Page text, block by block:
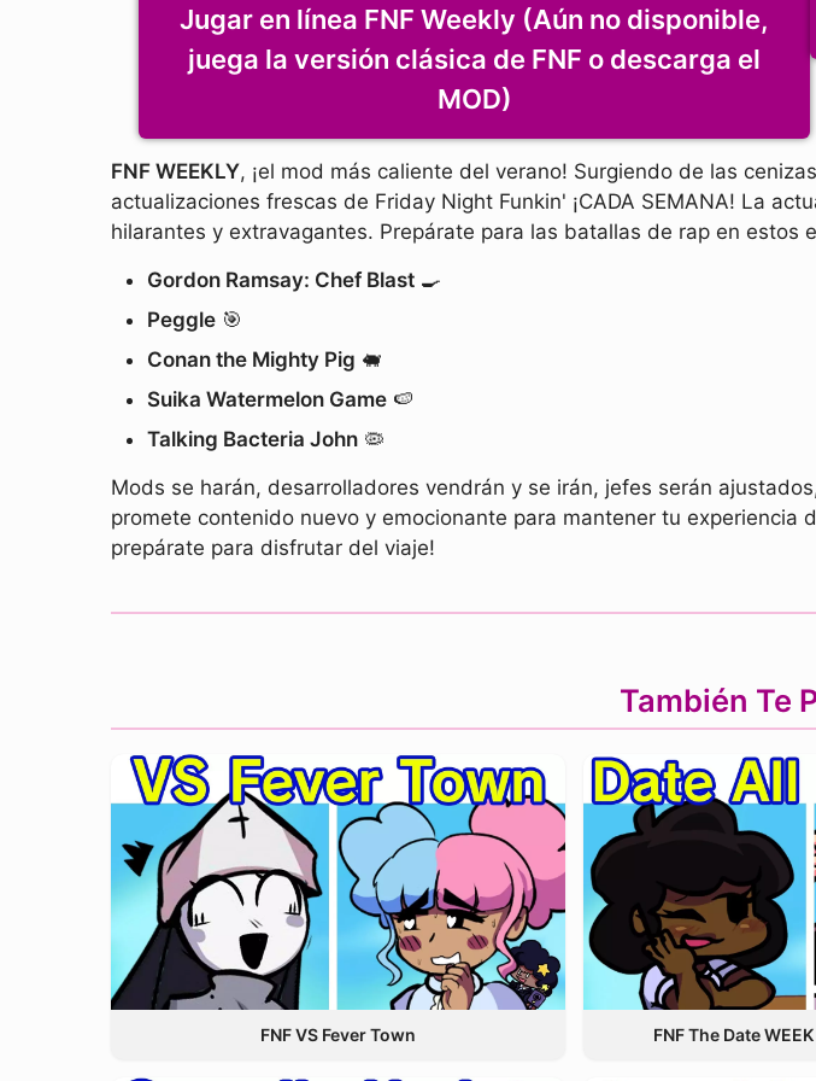
Jugar en línea FNF Weekly (Aún no disponible,
juega la versión clásica de FNF o descarga el
MOD)
FNF WEEKLY, ¡el mod más caliente del verano! Surgiendo de las
actualizaciones frescas de Friday Night Funkin' ¡CADA SEMANA! La
hilarantes y extravagantes. Prepárate para las batallas de rap en estos
Gordon Ramsay: Chef Blast 🍳
Peggle 🎯
Conan the Mighty Pig 🐖
Suika Watermelon Game 🍉
Talking Bacteria John 🦠
Mods se harán, desarrolladores vendrán y se irán, jefes serán
promete contenido nuevo y emocionante para mantener tu
prepárate para disfrutar del viaje!
También Te
FNF VS Fever Town FNF The Date